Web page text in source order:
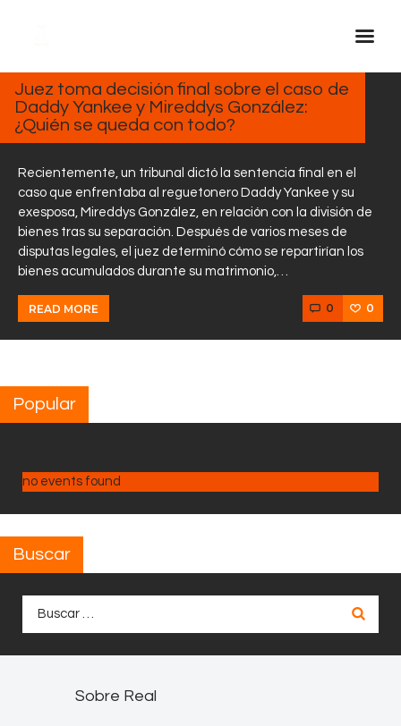
Inicio Real FM
Streaming
En Vivo
Descarga La APP
Programas
Noticias
Equipo
Sobre Nosotros
13, 2025
Juez toma decisión final sobre el caso de
Daddy Yankee y Mireddys González:
¿Quién se queda con todo?
Recientemente, un tribunal dictó la sentencia final en el
caso que enfrentaba al reguetonero Daddy Yankee y su
exesposa, Mireddys González, en relación con la división de
bienes tras su separación. Después de varios meses de
disputas legales, el juez determinó cómo se repartirían los
bienes acumulados durante su matrimonio,…
READ MORE 0 0
Popular
no events found
Buscar
Sobre Real